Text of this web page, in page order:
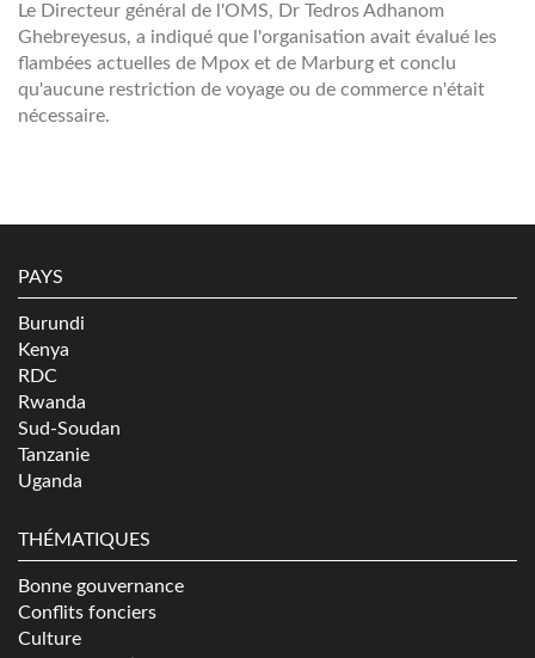
Le Directeur général de l'OMS, Dr Tedros Adhanom
Ghebreyesus, a indiqué que l'organisation avait évalué les
flambées actuelles de Mpox et de Marburg et conclu
qu'aucune restriction de voyage ou de commerce n'était
nécessaire.
PAYS
Burundi
Kenya
RDC
Rwanda
Sud-Soudan
Tanzanie
Uganda
THÉMATIQUES
Bonne gouvernance
Conflits fonciers
Culture